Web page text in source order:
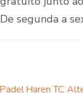
De segunda a
Padel Haren TC